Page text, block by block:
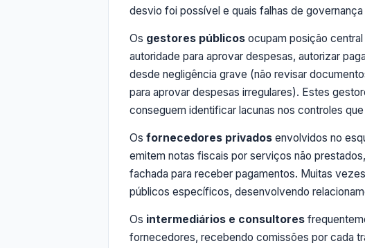
desvio foi possível e quais falhas de
Os gestores públicos ocupam posição
autoridade para aprovar despesas, autorizar
desde negligência grave (não revisar
para aprovar despesas irregulares). Estes
conseguem identificar lacunas nos controles
Os fornecedores privados envolvidos no
emitem notas fiscais por serviços não
fachada para receber pagamentos. Muitas
públicos específicos, desenvolvendo
Os intermediários e consultores
fornecedores, recebendo comissões por cada